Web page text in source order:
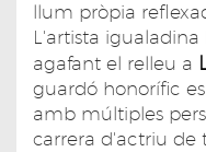
llum pròpia
L'artista
agafant el relleu a
guardó honorífic
amb múltiples
carrera d'actriu de